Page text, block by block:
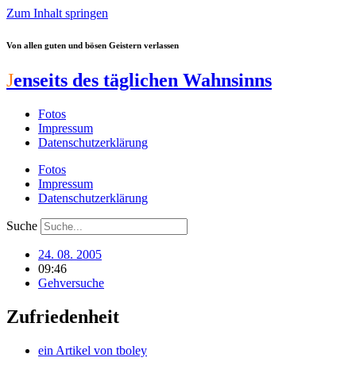
Zum Inhalt springen
Von allen guten und bösen Geistern verlassen
Jenseits des täglichen Wahnsinns
Fotos
Impressum
Datenschutzerklärung
Fotos
Impressum
Datenschutzerklärung
Suche
24. 08. 2005
09:46
Gehversuche
Zufriedenheit
ein Artikel von tboley